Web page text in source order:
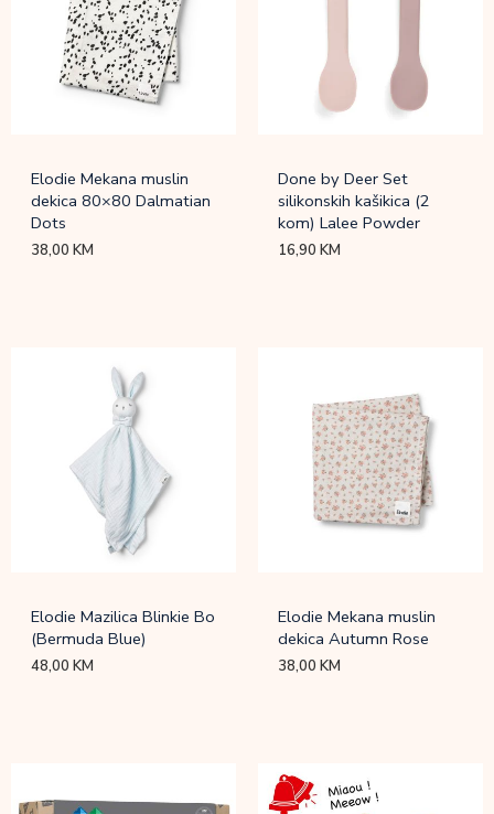
Elodie Mekana muslin
dekica 80×80 Dalmatian
Dots
38,00KM
Done by Deer Set
silikonskih kašikica (2
kom) Lalee Powder
16,90KM
Elodie Mazilica Blinkie Bo
(Bermuda Blue)
48,00KM
Elodie Mekana muslin
dekica Autumn Rose
38,00KM